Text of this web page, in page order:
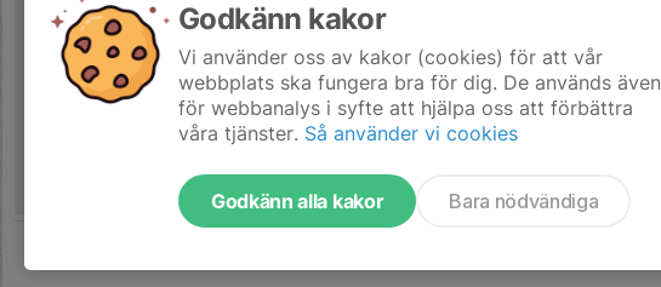
Godkänn kakor
Vi använder oss av kakor (cookies) för att vår
webbplats ska fungera bra för dig. De används även
för webbanalys i syfte att hjälpa oss att förbättra
våra tjänster. Så använder vi cookies
Godkänn alla kakor Bara nödvändiga